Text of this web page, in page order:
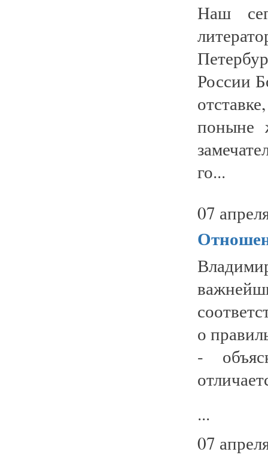
Наш
России
поныне
го...
07
о
-
...
07